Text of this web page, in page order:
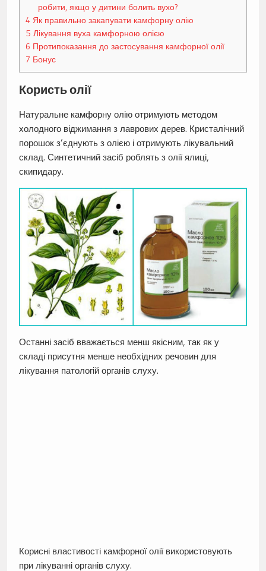
робити, якщо у дитини болить вухо?
4 Як правильно закапувати камфорну олію
5 Лікування вуха камфорною олією
6 Протипоказання до застосування камфорної олії
7 Бонус
Користь олії
Натуральне камфорну олію отримують методом
холодного віджимання з лаврових дерев. Кристалічний
порошок з’єднують з олією і отримують лікувальний
склад. Синтетичний засіб роблять з олії ялиці,
скипидару.
Останні засіб вважається менш якісним, так як у
складі присутня менше необхідних речовин для
лікування патологій органів слуху.
Корисні властивості камфорної олії використовують
при лікуванні органів слуху.